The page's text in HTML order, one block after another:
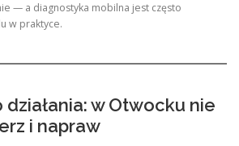
— a diagnostyka mobilna jest często
w praktyce.
w Otwocku nie
i napraw